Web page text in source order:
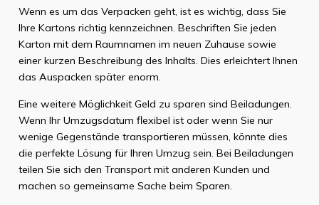
Wenn es um das Verpacken geht, ist es wichtig, dass Sie
Ihre Kartons richtig kennzeichnen. Beschriften Sie jeden
Karton mit dem Raumnamen im neuen Zuhause sowie
einer kurzen Beschreibung des Inhalts. Dies erleichtert Ihnen
das Auspacken später enorm.
Eine weitere Möglichkeit Geld zu sparen sind Beiladungen.
Wenn Ihr Umzugsdatum flexibel ist oder wenn Sie nur
wenige Gegenstände transportieren müssen, könnte dies
die perfekte Lösung für Ihren Umzug sein. Bei Beiladungen
teilen Sie sich den Transport mit anderen Kunden und
machen so gemeinsame Sache beim Sparen.